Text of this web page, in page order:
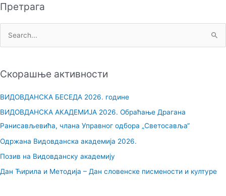
Претрага
т
з
а
:
Скорашње активности
ВИДОВДАНСКА БЕСЕДА 2026. године
ВИДОВДАНСКА АКАДЕМИЈА 2026. Обраћање Драгана
Ранисављевића, члана Управног одбора „Светосавља“
Одржана Видовданска академија 2026.
Позив на Видовданску академију
Дан Ћирила и Методија – Дан словенске писмености и културе